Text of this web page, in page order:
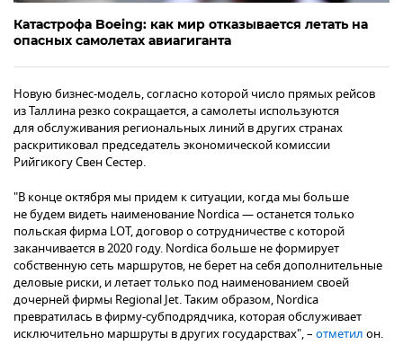
Катастрофа Boeing: как мир отказывается летать на
опасных самолетах авиагиганта
Новую бизнес-модель, согласно которой число прямых рейсов
из Таллина резко сокращается, а самолеты используются
для обслуживания региональных линий в других странах
раскритиковал председатель экономической комиссии
Рийгикогу Свен Сестер.
"В конце октября мы придем к ситуации, когда мы больше
не будем видеть наименование Nordica — останется только
польская фирма LOT, договор о сотрудничестве с которой
заканчивается в 2020 году. Nordica больше не формирует
собственную сеть маршрутов, не берет на себя дополнительные
деловые риски, и летает только под наименованием своей
дочерней фирмы Regional Jet. Таким образом, Nordica
превратилась в фирму-субподрядчика, которая обслуживает
исключительно маршруты в других государствах", – отметил он.